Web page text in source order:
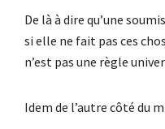
De là à dire qu’une
si elle ne fait pas ces
n’est pas une règle
Idem de l’autre côté du